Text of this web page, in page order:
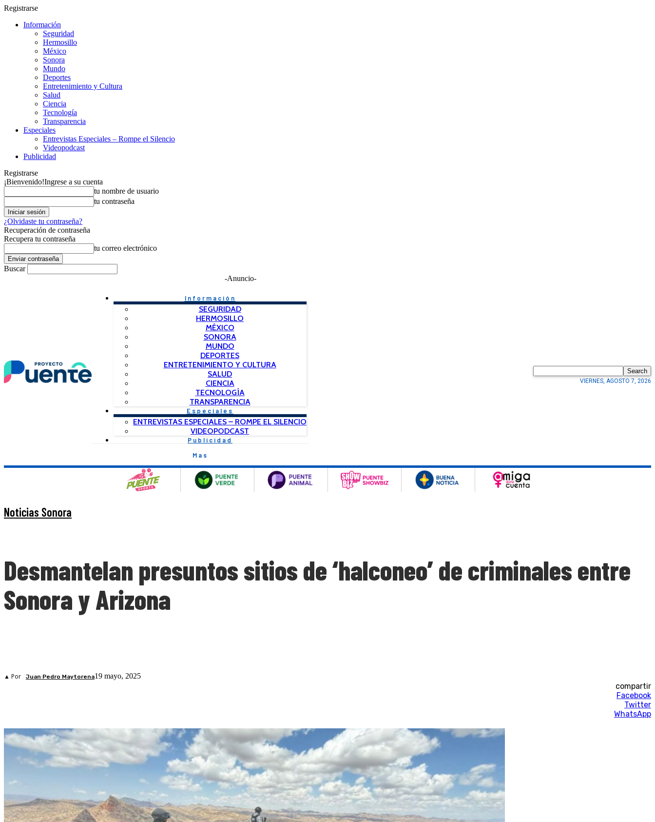
Registrarse
Información
Seguridad
Hermosillo
México
Sonora
Mundo
Deportes
Entretenimiento y Cultura
Salud
Ciencia
Tecnología
Transparencia
Especiales
Entrevistas Especiales – Rompe el Silencio
Videopodcast
Publicidad
Registrarse
¡Bienvenido!Ingrese a su cuenta
tu nombre de usuario
tu contraseña
¿Olvidaste tu contraseña?
Recuperación de contraseña
Recupera tu contraseña
tu correo electrónico
Buscar
-Anuncio-
Información
SEGURIDAD
HERMOSILLO
MÉXICO
SONORA
MUNDO
DEPORTES
ENTRETENIMIENTO Y CULTURA
SALUD
CIENCIA
TECNOLOGÍA
TRANSPARENCIA
Especiales
ENTREVISTAS ESPECIALES – ROMPE EL SILENCIO
VIDEOPODCAST
Publicidad
Mas
Search
VIERNES, AGOSTO 7, 2026
Noticias Sonora
Desmantelan presuntos sitios de ‘halconeo’ de criminales entre
Sonora y Arizona
▲ Por Juan Pedro Maytorena19 mayo, 2025
compartir
Facebook
Twitter
WhatsApp